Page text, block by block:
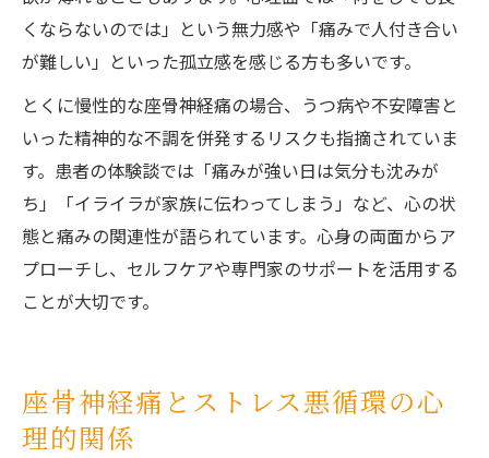
くならないのでは」という無力感や「痛みで人付き合い
が難しい」といった孤立感を感じる方も多いです。
とくに慢性的な座骨神経痛の場合、うつ病や不安障害と
いった精神的な不調を併発するリスクも指摘されていま
す。患者の体験談では「痛みが強い日は気分も沈みが
ち」「イライラが家族に伝わってしまう」など、心の状
態と痛みの関連性が語られています。心身の両面からア
プローチし、セルフケアや専門家のサポートを活用する
ことが大切です。
座骨神経痛とストレス悪循環の心
理的関係